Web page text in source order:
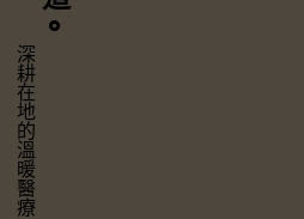
⚬
深耕在地的溫暖醫療，